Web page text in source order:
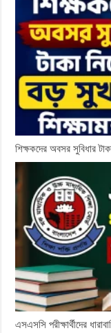
শিক্ষকদের অবসর সুবিধার
এসএসসি পরীক্ষার্থীদের